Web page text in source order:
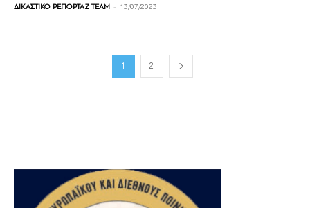
ΔΙΚΑΣΤΙΚΟ ΡΕΠΟΡΤΑΖ TEAM - 13/07/2023
1 2